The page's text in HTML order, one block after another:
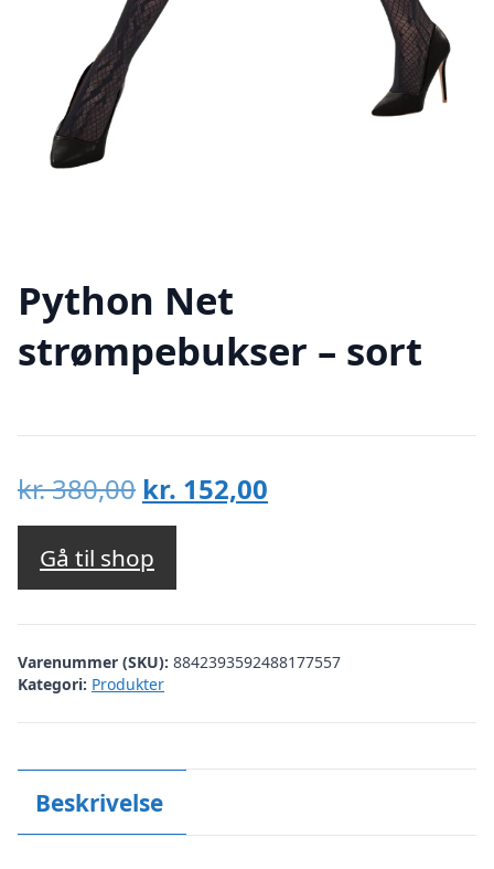
Python Net
strømpebukser – sort
kr.380,00 Den
oprindelige
pris
var:
kr. 380,00.
kr. 152,00
kr. 152,00.
Gå til shop
Varenummer (SKU): 8842393592488177557
Kategori: Produkter
Beskrivelse